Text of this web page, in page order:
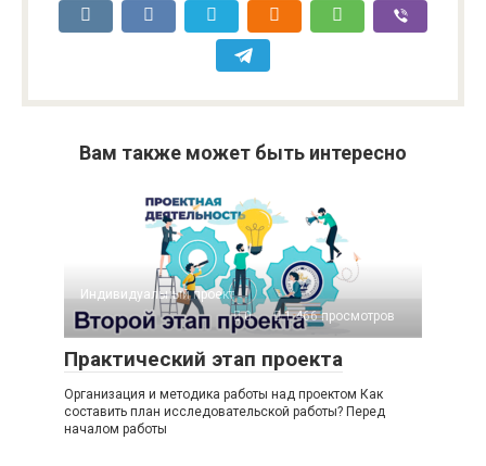
Вам также может быть интересно
Индивидуальный проект
0
1 466 просмотров
Практический этап проекта
Организация и методика работы над проектом Как
составить план исследовательской работы? Перед
началом работы